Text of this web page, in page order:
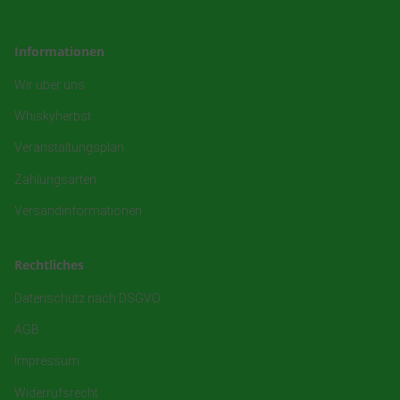
Informationen
Wir über uns
Whiskyherbst
Veranstaltungsplan
Zahlungsarten
Versandinformationen
Rechtliches
Datenschutz nach DSGVO
AGB
Impressum
Widerrufsrecht